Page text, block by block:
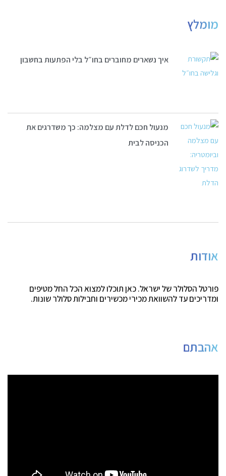
מומלץ
איך נשארים מחוברים בחו״ל בלי הפתעות בחשבון
מנעול חכם לדלת עם מצלמה: כך משדרגים את
הכניסה לבית
אודות
פורטל הסלולר של ישראל. כאן תוכלו למצוא הכל החל מטיפים
ומדריכים עד להשוואת מכירי מכשירים וחבילות סלולר שונות.
אהבתם